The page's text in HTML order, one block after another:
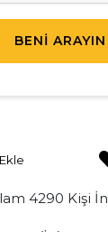
BENİ ARAYIN
4290 Kişi